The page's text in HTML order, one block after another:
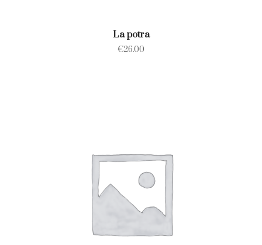
La potra
€26.00